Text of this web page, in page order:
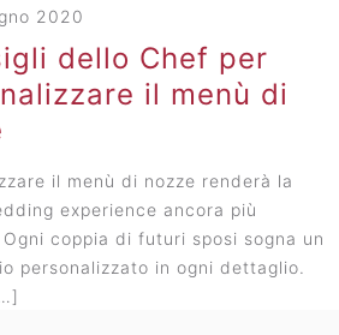
2020
dello Chef per
il menù di
il menù di nozze renderà la
experience ancora più
coppia di futuri sposi sogna un
personalizzato in ogni dettaglio.